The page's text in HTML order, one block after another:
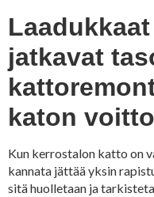
jatkavat
katon
Kun kerrostalon katto on
kannata jättää yksin
sitä huolletaan ja